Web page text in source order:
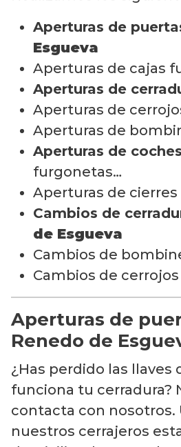
Aperturas de
Esgueva
Aperturas de cajas
Aperturas de
Aperturas de
Aperturas de
Aperturas de coches
furgonetas…
Aperturas de
Cambios de
de Esgueva
Cambios de
Cambios de cerrojos
Aperturas de
Renedo de
¿Has perdido las llaves
funciona tu cerradura?
contacta con nosotros.
nuestros cerrajeros